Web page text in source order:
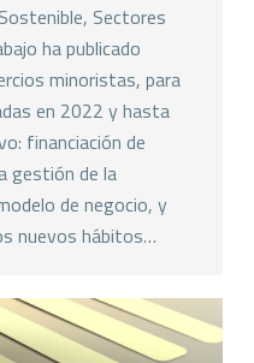
Sectores
ha publicado
minoristas, para
en 2022 y hasta
financiación de
gestión de la
de negocio, y
nuevos hábitos…